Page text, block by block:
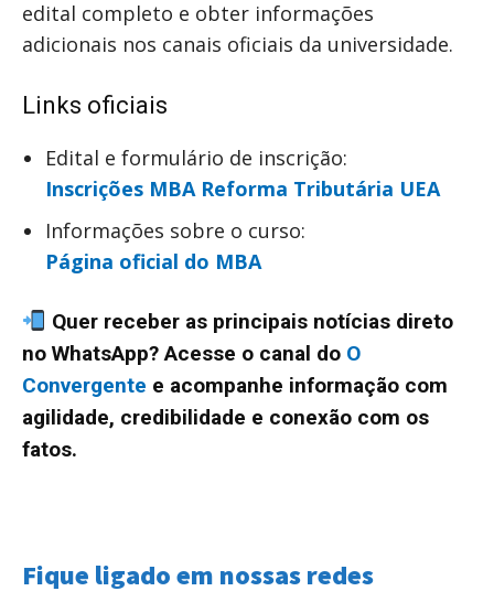
edital completo e obter informações
adicionais nos canais oficiais da universidade.
Links oficiais
Edital e formulário de inscrição:
Inscrições MBA Reforma Tributária UEA
Informações sobre o curso:
Página oficial do MBA
Quer receber as principais notícias direto
no WhatsApp? Acesse o canal do O
Convergente e acompanhe informação com
agilidade, credibilidade e conexão com os
fatos.
Fique ligado em nossas redes